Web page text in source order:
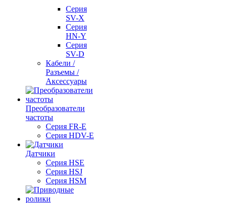
Серия
SV-X
Серия
HN-Y
Серия
SV-D
Кабели /
Разъемы /
Аксессуары
Преобразователи
частоты
Серия FR-E
Серия HDV-E
Датчики
Серия HSE
Серия HSJ
Серия HSM